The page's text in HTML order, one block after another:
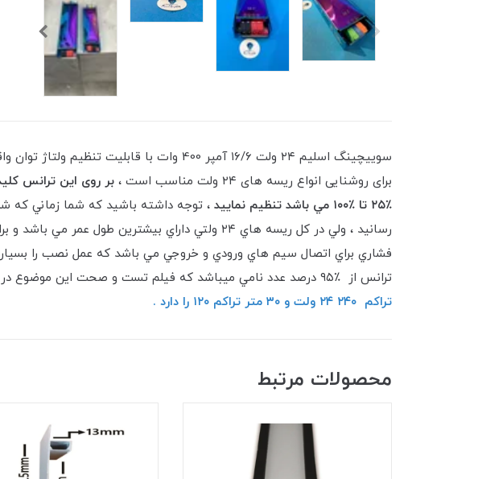
برای روشنایی انواع ریسه های ۲۴ ولت مناسب است ،
٪؜٢٥ تا ٪؜١٠٠ مي باشد تنظيم نماييد
فشاري براي اتصال سيم هاي ورودي و خروجي مي باشد كه عمل نصب را
ترانس از ٪؜٩٥ درصد عدد نامي ميباشد كه فيلم تست و صحت اين موضوع در قسمت پايين همين صحفه ميتوانيد مشاهده كنيد.
تراكم ٢٤٠ ٢٤ ولت و ٣٠ متر تراكم ١٢٠ را دارد .
محصولات مرتبط